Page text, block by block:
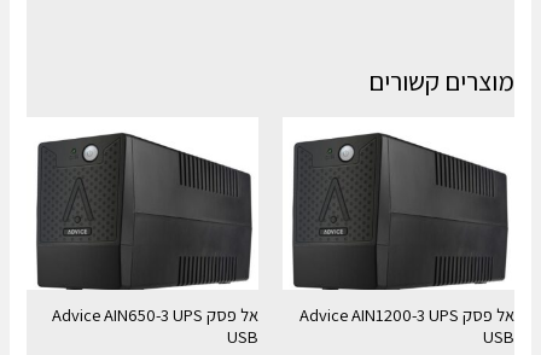
מוצרים קשורים
אל פסק Advice AIN1200-3 UPS
USB
אל פסק Advice AIN650-3 UPS
USB